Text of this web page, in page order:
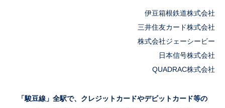
伊豆箱根鉄道株式会社
三井住友カード株式会社
株式会社ジェーシービー
日本信号株式会社
QUADRAC株式会社
「駿豆線」全駅で、クレジットカードやデビットカード等の